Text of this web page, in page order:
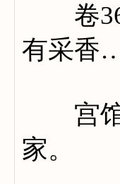
卷
有采香
宫馆
家。